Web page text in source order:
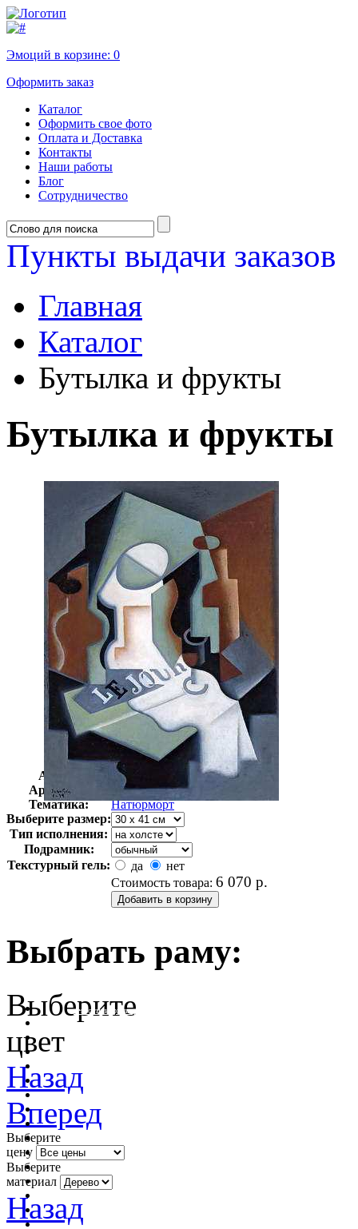
Эмоций в корзине: 0
Оформить заказ
Каталог
Оформить свое фото
Оплата и Доставка
Контакты
Наши работы
Блог
Сотрудничество
Пункты выдачи заказов
Главная
Каталог
Бутылка и фрукты
Бутылка и фрукты
Автор:
Грис Хуан
Арт-стиль
Кубизм
Тематика:
Натюрморт
Выберите размер:
Тип исполнения:
Подрамник:
Текстурный гель:
да
нет
Стоимость товара: 6 070 р.
Выбрать раму:
очистить фильтр цвета
Выберите
цвет
Назад
Вперед
Выберите
цену
Выберите
материал
Назад